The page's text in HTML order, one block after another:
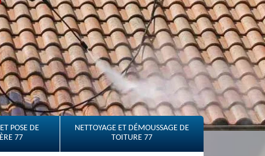
POSE DE
77
NETTOYAGE ET DÉMOUSSAGE DE
TOITURE 77